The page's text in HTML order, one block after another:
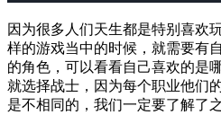
因为很多人们天生都是特别喜欢
样的游戏当中的时候，就需要有
的角色，可以看看自己喜欢的是
就选择战士，因为每个职业他们
是不相同的，我们一定要了解了